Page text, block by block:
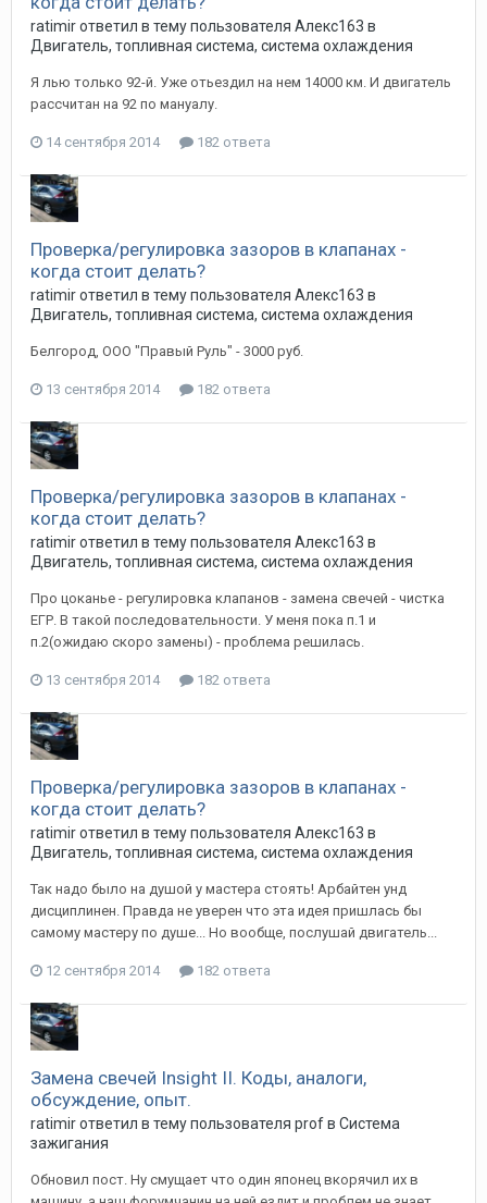
ratimirответил в тему пользователя Алекс163 в
Двигатель, топливная система, система охлаждения
Я лью только 92-й. Уже отьездил на нем 14000 км. И двигатель
рассчитан на 92 по мануалу.
14 сентября 2014 182 ответа
Проверка/регулировка зазоров в клапанах -
когда стоит делать?
ratimirответил в тему пользователя Алекс163 в
Двигатель, топливная система, система охлаждения
Белгород, ООО "Правый Руль" - 3000 руб.
13 сентября 2014 182 ответа
Проверка/регулировка зазоров в клапанах -
когда стоит делать?
ratimirответил в тему пользователя Алекс163 в
Двигатель, топливная система, система охлаждения
Про цоканье - регулировка клапанов - замена свечей - чистка
ЕГР. В такой последовательности. У меня пока п.1 и
п.2(ожидаю скоро замены) - проблема решилась.
13 сентября 2014 182 ответа
Проверка/регулировка зазоров в клапанах -
когда стоит делать?
ratimirответил в тему пользователя Алекс163 в
Двигатель, топливная система, система охлаждения
Так надо было на душой у мастера стоять! Арбайтен унд
дисциплинен. Правда не уверен что эта идея пришлась бы
самому мастеру по душе... Но вообще, послушай двигатель...
12 сентября 2014 182 ответа
Замена свечей Insight II. Коды, аналоги,
обсуждение, опыт.
ratimirответил в тему пользователя profв Система
зажигания
Обновил пост. Ну смущает что один японец вкорячил их в